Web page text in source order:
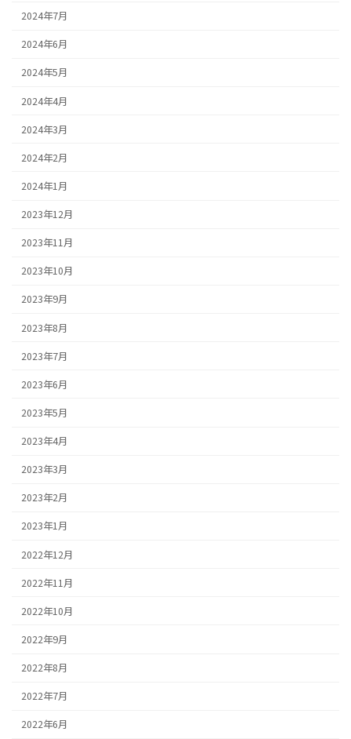
2024年7月
2024年6月
2024年5月
2024年4月
2024年3月
2024年2月
2024年1月
2023年12月
2023年11月
2023年10月
2023年9月
2023年8月
2023年7月
2023年6月
2023年5月
2023年4月
2023年3月
2023年2月
2023年1月
2022年12月
2022年11月
2022年10月
2022年9月
2022年8月
2022年7月
2022年6月